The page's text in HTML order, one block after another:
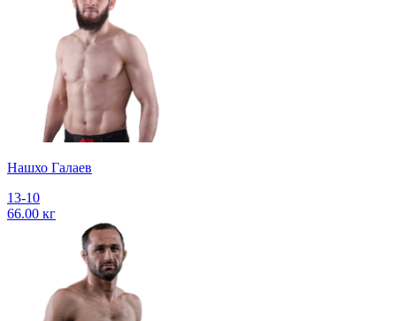
Нашхо Галаев
13-10
66.00 кг